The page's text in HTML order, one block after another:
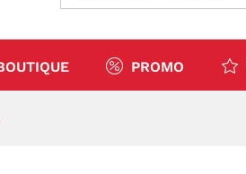
PROMO